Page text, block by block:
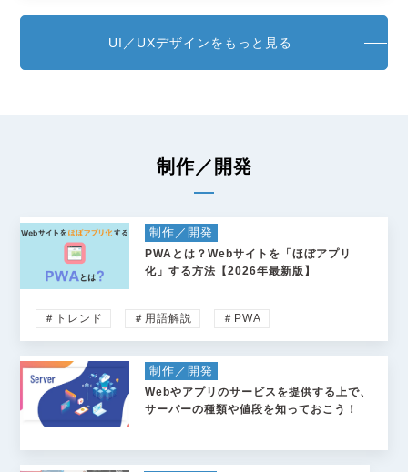
UI／UXデザインをもっと見る
制作／開発
制作／開発
PWAとは？Webサイトを「ほぼアプリ
化」する方法【2026年最新版】
＃トレンド ＃用語解説 ＃PWA
制作／開発
Webやアプリのサービスを提供する上で、
サーバーの種類や値段を知っておこう！